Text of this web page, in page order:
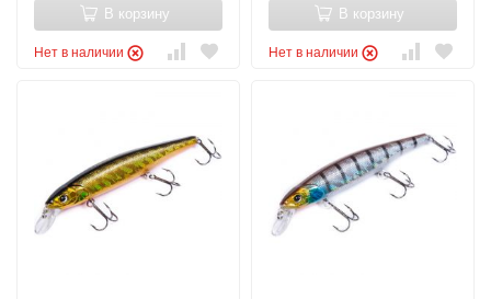
В корзину
Нет в наличии
В корзину
Нет в наличии